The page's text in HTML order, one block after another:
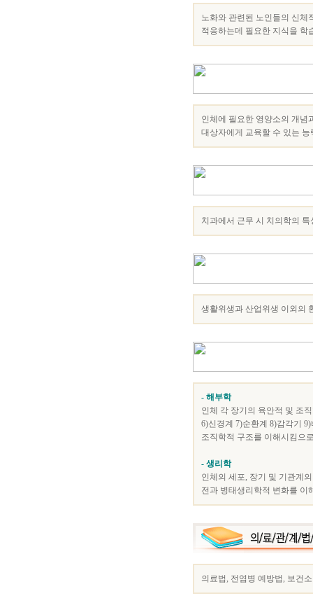
노화와 관련된 노인들의 신체
적응하는데 필요한 지식을 학
인체에 필요한 영양소의 개념
대상자에게 교육할 수 있는 능
치과에서 근무 시 치의학의
생활위생과 산업위생 이외의
- 해부학
인체 각 장기의 육안적 및 조
6)신경계 7)순환계 8)감각기
조직학적 구조를 이해시킴으
- 생리학
인체의 세포, 장기 및 기관계
전과 병태생리학적 변화를 이
의료법, 전염병 예방법, 보건